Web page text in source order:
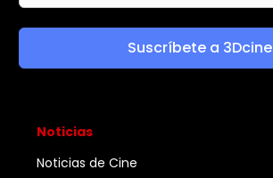
Suscríbete a 3Dcine
Noticias
Noticias de Cine